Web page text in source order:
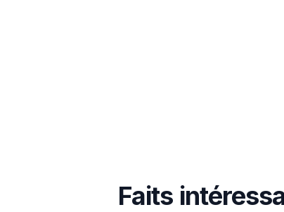
Faits